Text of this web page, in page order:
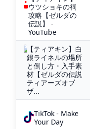
ウツショキの祠
攻略【ゼルダの
伝説】 -
YouTube
【ティアキン】白
銀ライネルの場所
と倒し方・入手素
材【ゼルダの伝説
ティアーズオブ
ザ...
TikTok - Make
Your Day